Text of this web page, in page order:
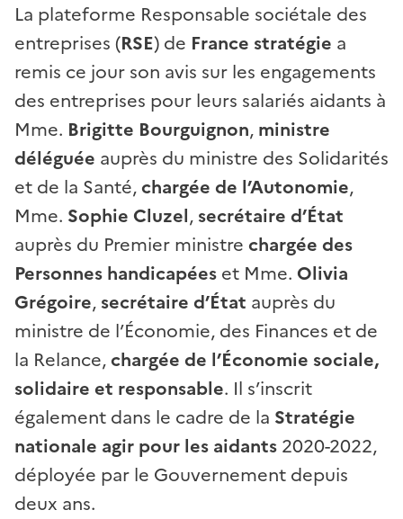
La plateforme Responsable sociétale des
entreprises (RSE) de France stratégie a
remis ce jour son avis sur les engagements
des entreprises pour leurs salariés aidants à
Mme. Brigitte Bourguignon, ministre
déléguée auprès du ministre des Solidarités
et de la Santé, chargée de l’Autonomie,
Mme. Sophie Cluzel, secrétaire d’État
auprès du Premier ministre chargée des
Personnes handicapées et Mme. Olivia
Grégoire, secrétaire d’État auprès du
ministre de l’Économie, des Finances et de
la Relance, chargée de l’Économie sociale,
solidaire et responsable. Il s’inscrit
également dans le cadre de la Stratégie
nationale agir pour les aidants 2020-2022,
déployée par le Gouvernement depuis
deux ans.